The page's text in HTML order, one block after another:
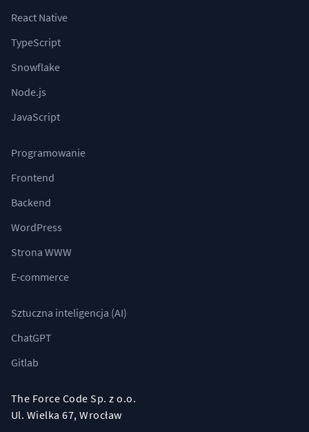
React Native
TypeScript
Snowflake
Node.js
JavaScript
Programowanie
Frontend
Backend
WordPress
Strona WWW
E-commerce
Sztuczna inteligencja (AI)
ChatGPT
Gitlab
The Force Code Sp. z o.o.
Ul. Wielka 67, Wrocław